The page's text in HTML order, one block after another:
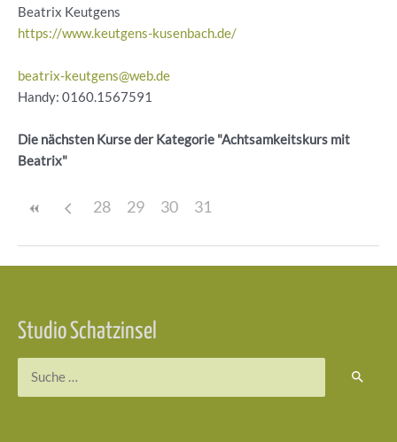
Beatrix Keutgens
https://www.keutgens-kusenbach.de/
beatrix-keutgens@web.de
Handy: 0160.1567591
Die nächsten Kurse der Kategorie "Achtsamkeitskurs mit
Beatrix"
28 29 30 31
Studio Schatzinsel